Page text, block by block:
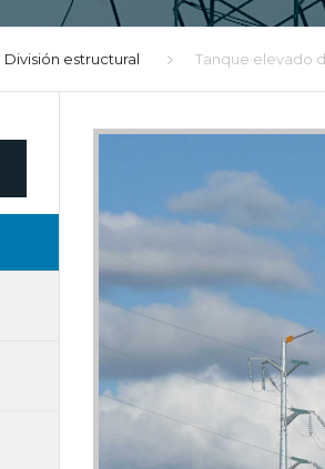
División estructural Tanque elevado